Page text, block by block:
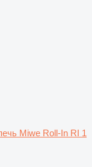
Miwe Roll-In RI 1